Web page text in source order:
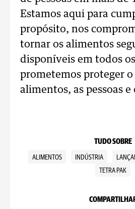
Estamos aqui para
propósito, nos
tornar os alimentos
disponíveis em todos
prometemos proteger o
alimentos, as pessoas e
TUDO SOBRE
ALIMENTOS INDÚSTRIA
TETRA PAK